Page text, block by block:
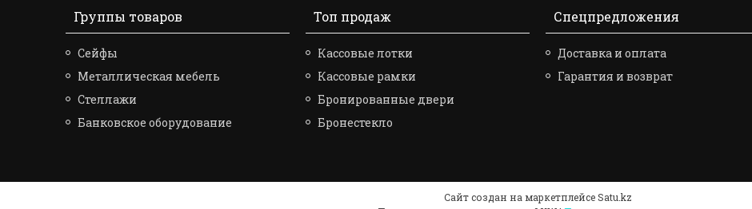
Группы товаров
Сейфы
Металлическая мебель
Стеллажи
Банковское оборудование
Топ продаж
Кассовые лотки
Кассовые рамки
Бронированные двери
Бронестекло
Спецпредложения
Доставка и оплата
Гарантия и возврат
Сайт создан на маркетплейсеSatu.kz